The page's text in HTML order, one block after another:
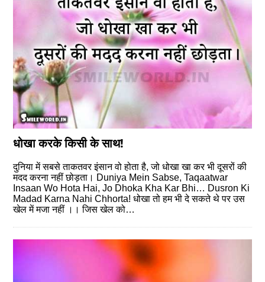
धोखा करके किसी के साथ!
दुनिया में सबसे ताकतवर इंसान वो होता है, जो धोखा खा कर भी दूसरों की
मदद करना नहीं छोड़ता। Duniya Mein Sabse, Taqaatwar
Insaan Wo Hota Hai, Jo Dhoka Kha Kar Bhi… Dusron Ki
Madad Karna Nahi Chhorta! धोखा तो हम भी दे सकते थे पर उस
खेल में मजा नहीं ।। जिस खेल को…